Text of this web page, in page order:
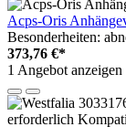
Acps-Oris
Besonderheiten:
373,76 €*
1 Angebot anzeigen